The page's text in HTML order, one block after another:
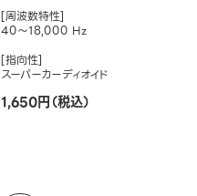
[周波数特性]
40～18,000 Hz
[指向性]
スーパーカーディオイド
1,650円（税込）